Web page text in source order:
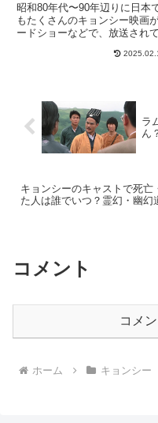
昭和80年代〜90年辺りに日本
もたくさんのキョンシー映画
ードショーなどで、放送されて
のが、テンテンや金おじいさん
ラ
ん
キョンシーのキャストで死亡
た人は誰でいつ？霊幻・幽幻
コメント
コメ
ホーム キョンシー